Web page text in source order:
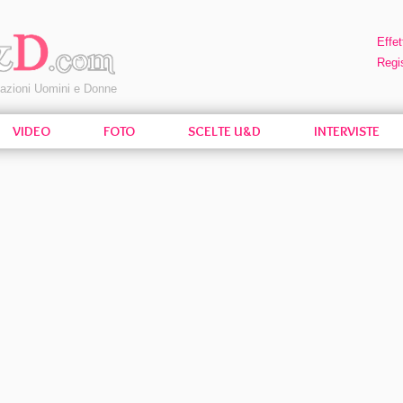
Uomini e Donne
VIDEO FOTO SCELTE U&D INTERVISTE